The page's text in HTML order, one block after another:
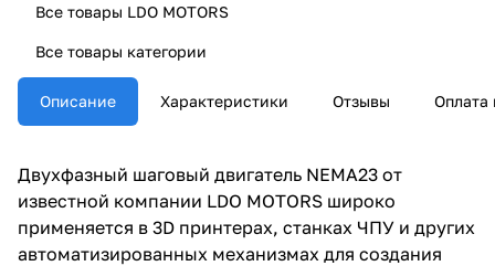
Все товары LDO MOTORS
Все товары категории
Описание Характеристики Отзывы Оплата
Двухфазный шаговый двигатель NEMA23 от
известной компании LDO MOTORS широко
применяется в 3D принтерах, станках ЧПУ и других
автоматизированных механизмах для создания